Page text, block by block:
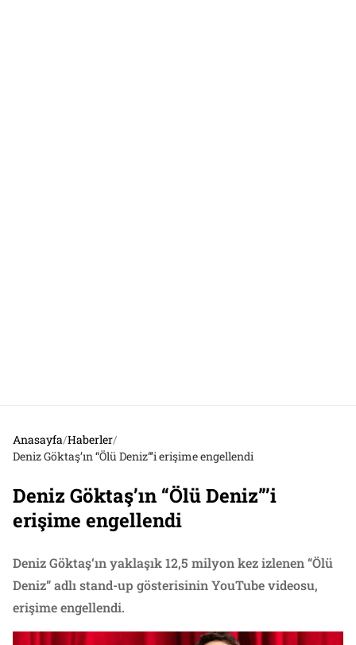
Anasayfa/Haberler/
Deniz Göktaş’ın “Ölü Deniz”’i erişime engellendi
Deniz Göktaş’ın “Ölü Deniz”’i
erişime engellendi
Deniz Göktaş‘ın yaklaşık 12,5 milyon kez izlenen “Ölü
Deniz” adlı stand-up gösterisinin YouTube videosu,
erişime engellendi.